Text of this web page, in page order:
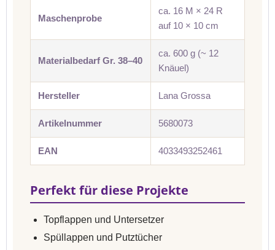
Maschenprobe
ca. 16 M × 24 R
auf 10 × 10 cm
Materialbedarf Gr. 38–40
ca. 600 g (~ 12
Knäuel)
Hersteller Lana Grossa
Artikelnummer 5680073
EAN 4033493252461
Perfekt für diese Projekte
Topflappen und Untersetzer
Spüllappen und Putztücher